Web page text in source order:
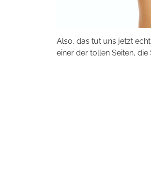
Also, das tut uns jetzt
einer der tollen Seiten,